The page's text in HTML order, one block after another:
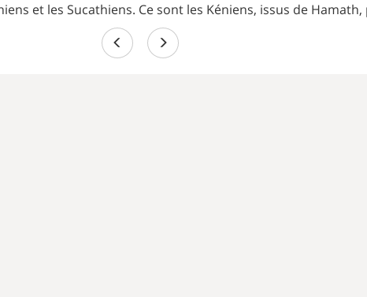
et les Sucathiens. Ce sont les Kéniens, issus de